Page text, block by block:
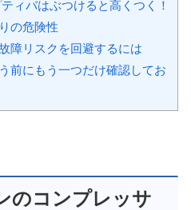
ィバはぶつけると高くつく！
の危険性
障リスクを回避するには
前にもう一つだけ確認してお
のコンプレッサ